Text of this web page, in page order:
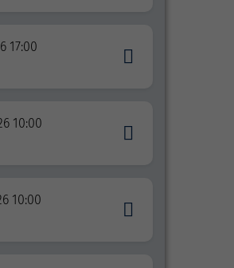
17:00
10:00
10:00